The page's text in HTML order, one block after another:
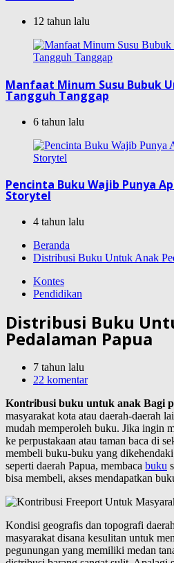
12 tahun lalu
Manfaat Minum Susu Bubuk
Tangguh Tanggap
6 tahun lalu
Pencinta Buku Wajib Punya
Storytel
4 tahun lalu
Beranda
Distribusi Buku Untuk Anak
Kontes
Pendidikan
Distribusi Buku
Pedalaman Papua
7 tahun lalu
22 komentar
Kontribusi buku untuk anak Bagi
masyarakat kota atau daerah-daerah
mudah memperoleh buku. Jika ingin
ke perpustakaan atau taman baca di
membeli buku-buku yang
seperti daerah Papua, membaca buku
bisa membeli, akses mendapatkan
Kondisi geografis dan topografi
masyarakat disana kesulitan untuk
pegunungan yang memiliki medan